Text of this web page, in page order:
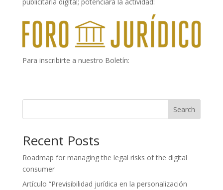
Para inscribirte a nuestro Boletín:
Search
Recent Posts
Roadmap for managing the legal risks of the digital
consumer
Artículo “Previsibilidad jurídica en la personalización